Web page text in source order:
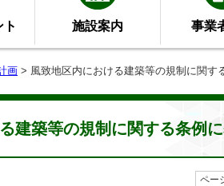
施設案内 事業
画 > 風致地区内における建築等の規制に関す
建築等の規制に関する条例
ペー